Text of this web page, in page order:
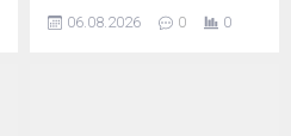
İHTİYACIMIZ VAR
06.08.2026 0 0